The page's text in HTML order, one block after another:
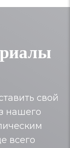
свой
нашего
всего